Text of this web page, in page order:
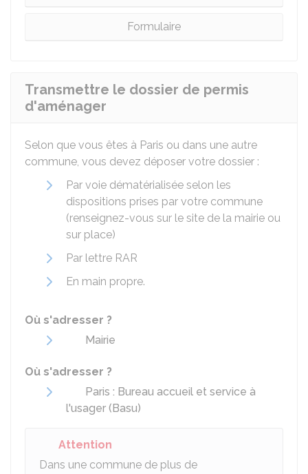
Formulaire
Transmettre le dossier de permis
d'aménager
Selon que vous êtes à Paris ou dans une autre
commune, vous devez déposer votre dossier :
Par voie dématérialisée selon les
dispositions prises par votre commune
(renseignez-vous sur le site de la mairie ou
sur place)
Par lettre RAR
En main propre.
Où s'adresser ?
Mairie
Où s'adresser ?
Paris : Bureau accueil et service à
l'usager (Basu)
Attention
Dans une commune de plus de